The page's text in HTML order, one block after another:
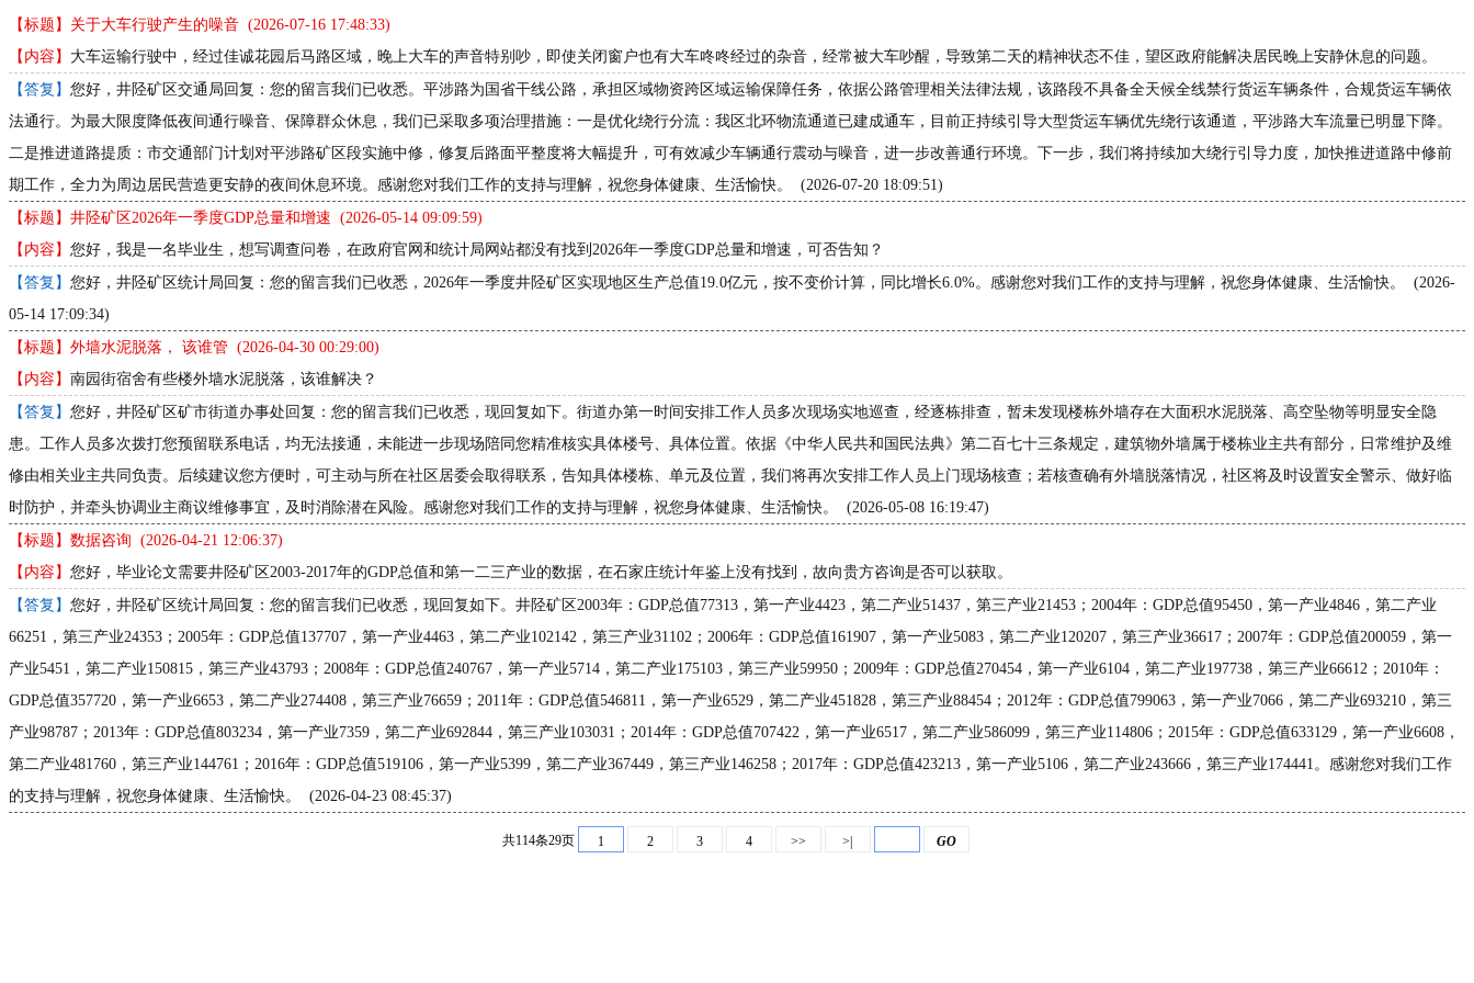
【标题】关于大车行驶产生的噪音 (2026-07-16 17:48:33)
【内容】 大车运输行驶中，经过佳诚花园后马路区域，晚上大车的声音特别吵，即使关闭窗户也有大车咚咚经过的杂音，经常被大车吵醒，导致第二天的精神状态不佳，望区政府能解决居民晚上安静休息的问题。
【答复】 您好，井陉矿区交通局回复：您的留言我们已收悉。平涉路为国省干线公路，承担区域物资跨区域运输保障任务，依据公路管理相关法律法规，该路段不具备全天候全线禁行货运车辆条件，合规货运车辆依
法通行。为最大限度降低夜间通行噪音、保障群众休息，我们已采取多项治理措施：一是优化绕行分流：我区北环物流通道已建成通车，目前正持续引导大型货运车辆优先绕行该通道，平涉路大车流量已明显下降。
二是推进道路提质：市交通部门计划对平涉路矿区段实施中修，修复后路面平整度将大幅提升，可有效减少车辆通行震动与噪音，进一步改善通行环境。下一步，我们将持续加大绕行引导力度，加快推进道路中修前
期工作，全力为周边居民营造更安静的夜间休息环境。感谢您对我们工作的支持与理解，祝您身体健康、生活愉快。 (2026-07-20 18:09:51)
【标题】井陉矿区2026年一季度GDP总量和增速 (2026-05-14 09:09:59)
【内容】 您好，我是一名毕业生，想写调查问卷，在政府官网和统计局网站都没有找到2026年一季度GDP总量和增速，可否告知？
【答复】 您好，井陉矿区统计局回复：您的留言我们已收悉，2026年一季度井陉矿区实现地区生产总值19.0亿元，按不变价计算，同比增长6.0%。感谢您对我们工作的支持与理解，祝您身体健康、生活愉快。 (2026-
05-14 17:09:34)
【标题】外墙水泥脱落， 该谁管 (2026-04-30 00:29:00)
【内容】 南园街宿舍有些楼外墙水泥脱落，该谁解决？
【答复】 您好，井陉矿区矿市街道办事处回复：您的留言我们已收悉，现回复如下。街道办第一时间安排工作人员多次现场实地巡查，经逐栋排查，暂未发现楼栋外墙存在大面积水泥脱落、高空坠物等明显安全隐
患。工作人员多次拨打您预留联系电话，均无法接通，未能进一步现场陪同您精准核实具体楼号、具体位置。依据《中华人民共和国民法典》第二百七十三条规定，建筑物外墙属于楼栋业主共有部分，日常维护及维
修由相关业主共同负责。后续建议您方便时，可主动与所在社区居委会取得联系，告知具体楼栋、单元及位置，我们将再次安排工作人员上门现场核查；若核查确有外墙脱落情况，社区将及时设置安全警示、做好临
时防护，并牵头协调业主商议维修事宜，及时消除潜在风险。感谢您对我们工作的支持与理解，祝您身体健康、生活愉快。 (2026-05-08 16:19:47)
【标题】数据咨询 (2026-04-21 12:06:37)
【内容】 您好，毕业论文需要井陉矿区2003-2017年的GDP总值和第一二三产业的数据，在石家庄统计年鉴上没有找到，故向贵方咨询是否可以获取。
【答复】 您好，井陉矿区统计局回复：您的留言我们已收悉，现回复如下。井陉矿区2003年：GDP总值77313，第一产业4423，第二产业51437，第三产业21453；2004年：GDP总值95450，第一产业4846，第二产业
66251，第三产业24353；2005年：GDP总值137707，第一产业4463，第二产业102142，第三产业31102；2006年：GDP总值161907，第一产业5083，第二产业120207，第三产业36617；2007年：GDP总值200059，第一
产业5451，第二产业150815，第三产业43793；2008年：GDP总值240767，第一产业5714，第二产业175103，第三产业59950；2009年：GDP总值270454，第一产业6104，第二产业197738，第三产业66612；2010年：
GDP总值357720，第一产业6653，第二产业274408，第三产业76659；2011年：GDP总值546811，第一产业6529，第二产业451828，第三产业88454；2012年：GDP总值799063，第一产业7066，第二产业693210，第三
产业98787；2013年：GDP总值803234，第一产业7359，第二产业692844，第三产业103031；2014年：GDP总值707422，第一产业6517，第二产业586099，第三产业114806；2015年：GDP总值633129，第一产业6608，
第二产业481760，第三产业144761；2016年：GDP总值519106，第一产业5399，第二产业367449，第三产业146258；2017年：GDP总值423213，第一产业5106，第二产业243666，第三产业174441。感谢您对我们工作
的支持与理解，祝您身体健康、生活愉快。 (2026-04-23 08:45:37)
共114条29页 1 2 3 4 >> >| GO